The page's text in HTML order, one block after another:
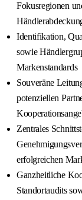
Fokusregionen
Identifikation,
sowie
Markenstandards
Souveräne
potenziellen
Zentrales
erfolgreichen
Ganzheitliche
Standortaudits